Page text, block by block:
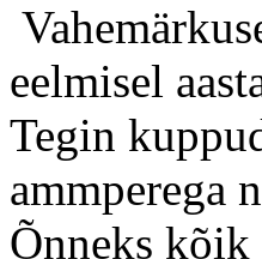
eelmisel
Tegin
ammperega
Õnneks